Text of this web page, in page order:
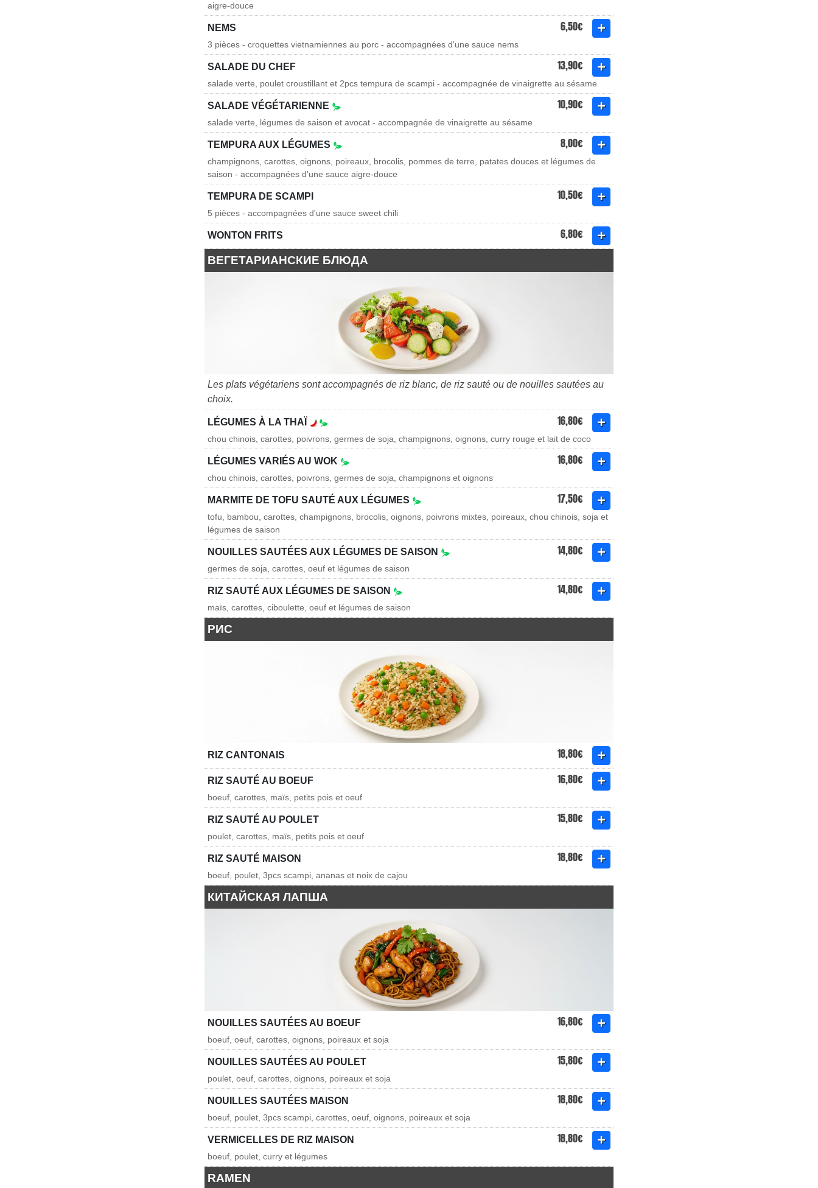
aigre-douce
NEMS 6,50€
3 pièces - croquettes vietnamiennes au porc - accompagnées d'une sauce nems
SALADE DU CHEF 13,90€
salade verte, poulet croustillant et 2pcs tempura de scampi - accompagnée de vinaigrette au sésame
SALADE VÉGÉTARIENNE 10,90€
salade verte, légumes de saison et avocat - accompagnée de vinaigrette au sésame
TEMPURA AUX LÉGUMES 8,00€
champignons, carottes, oignons, poireaux, brocolis, pommes de terre, patates douces et légumes de
saison - accompagnées d'une sauce aigre-douce
TEMPURA DE SCAMPI 10,50€
5 pièces - accompagnées d'une sauce sweet chili
WONTON FRITS 6,80€
ВЕГЕТАРИАНСКИЕ БЛЮДА
Les plats végétariens sont accompagnés de riz blanc, de riz sauté ou de nouilles sautées au
choix.
LÉGUMES À LA THAÏ 16,80€
chou chinois, carottes, poivrons, germes de soja, champignons, oignons, curry rouge et lait de coco
LÉGUMES VARIÉS AU WOK 16,80€
chou chinois, carottes, poivrons, germes de soja, champignons et oignons
MARMITE DE TOFU SAUTÉ AUX LÉGUMES 17,50€
tofu, bambou, carottes, champignons, brocolis, oignons, poivrons mixtes, poireaux, chou chinois, soja et
légumes de saison
NOUILLES SAUTÉES AUX LÉGUMES DE SAISON 14,80€
germes de soja, carottes, oeuf et légumes de saison
RIZ SAUTÉ AUX LÉGUMES DE SAISON 14,80€
maïs, carottes, ciboulette, oeuf et légumes de saison
РИС
RIZ CANTONAIS 18,80€
RIZ SAUTÉ AU BOEUF 16,80€
boeuf, carottes, maïs, petits pois et oeuf
RIZ SAUTÉ AU POULET 15,80€
poulet, carottes, maïs, petits pois et oeuf
RIZ SAUTÉ MAISON 18,80€
boeuf, poulet, 3pcs scampi, ananas et noix de cajou
КИТАЙСКАЯ ЛАПША
NOUILLES SAUTÉES AU BOEUF 16,80€
boeuf, oeuf, carottes, oignons, poireaux et soja
NOUILLES SAUTÉES AU POULET 15,80€
poulet, oeuf, carottes, oignons, poireaux et soja
NOUILLES SAUTÉES MAISON 18,80€
boeuf, poulet, 3pcs scampi, carottes, oeuf, oignons, poireaux et soja
VERMICELLES DE RIZ MAISON 18,80€
boeuf, poulet, curry et légumes
RAMEN